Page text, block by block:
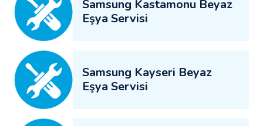
Samsung Kastamonu Beyaz
Eşya Servisi
Samsung Kayseri Beyaz
Eşya Servisi